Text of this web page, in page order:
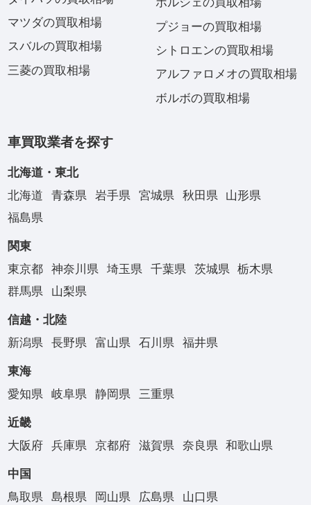
マツダの買取相場
スバルの買取相場
三菱の買取相場
プジョーの買取相場
シトロエンの買取相場
アルファロメオの買取相場
ボルボの買取相場
車買取業者を探す
北海道・東北
北海道
青森県 岩手県 宮城県 秋田県
山形県
福島県
関東
東京都
神奈川県 埼玉県 千葉県 茨城県
栃木県
群馬県
山梨県
信越・北陸
新潟県
長野県 富山県 石川県 福井県
東海
愛知県
岐阜県 静岡県 三重県
近畿
大阪府
兵庫県 京都府 滋賀県 奈良県 和歌山県
中国
鳥取県
島根県 岡山県 広島県 山口県